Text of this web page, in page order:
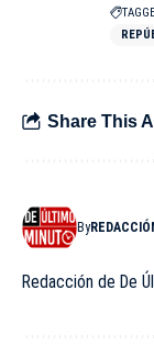
Share This
By
Redacción de De